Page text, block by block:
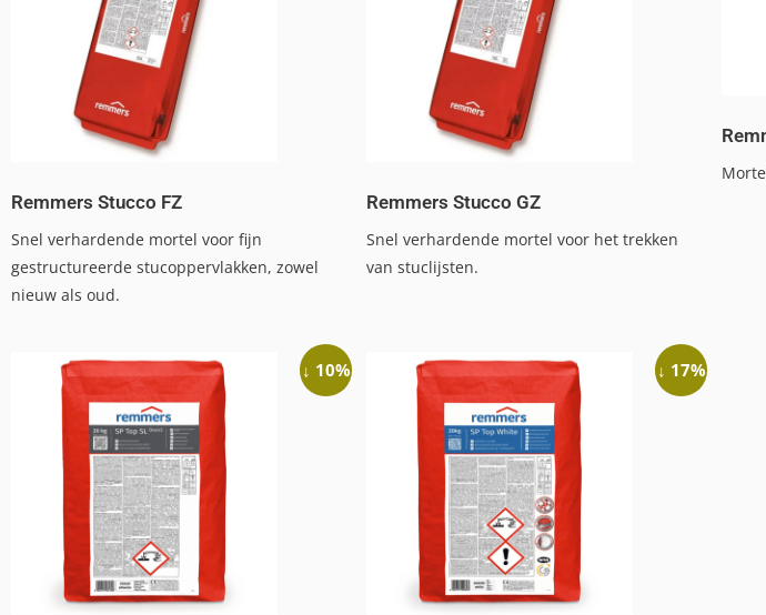
Remmers Stucco FZ
Snel verhardende mortel voor fijn
gestructureerde stucoppervlakken, zowel
nieuw als oud.
Remmers Stucco GZ
Snel verhardende mortel voor het trekken
van stuclijsten.
↓ 10% ↓ 17%